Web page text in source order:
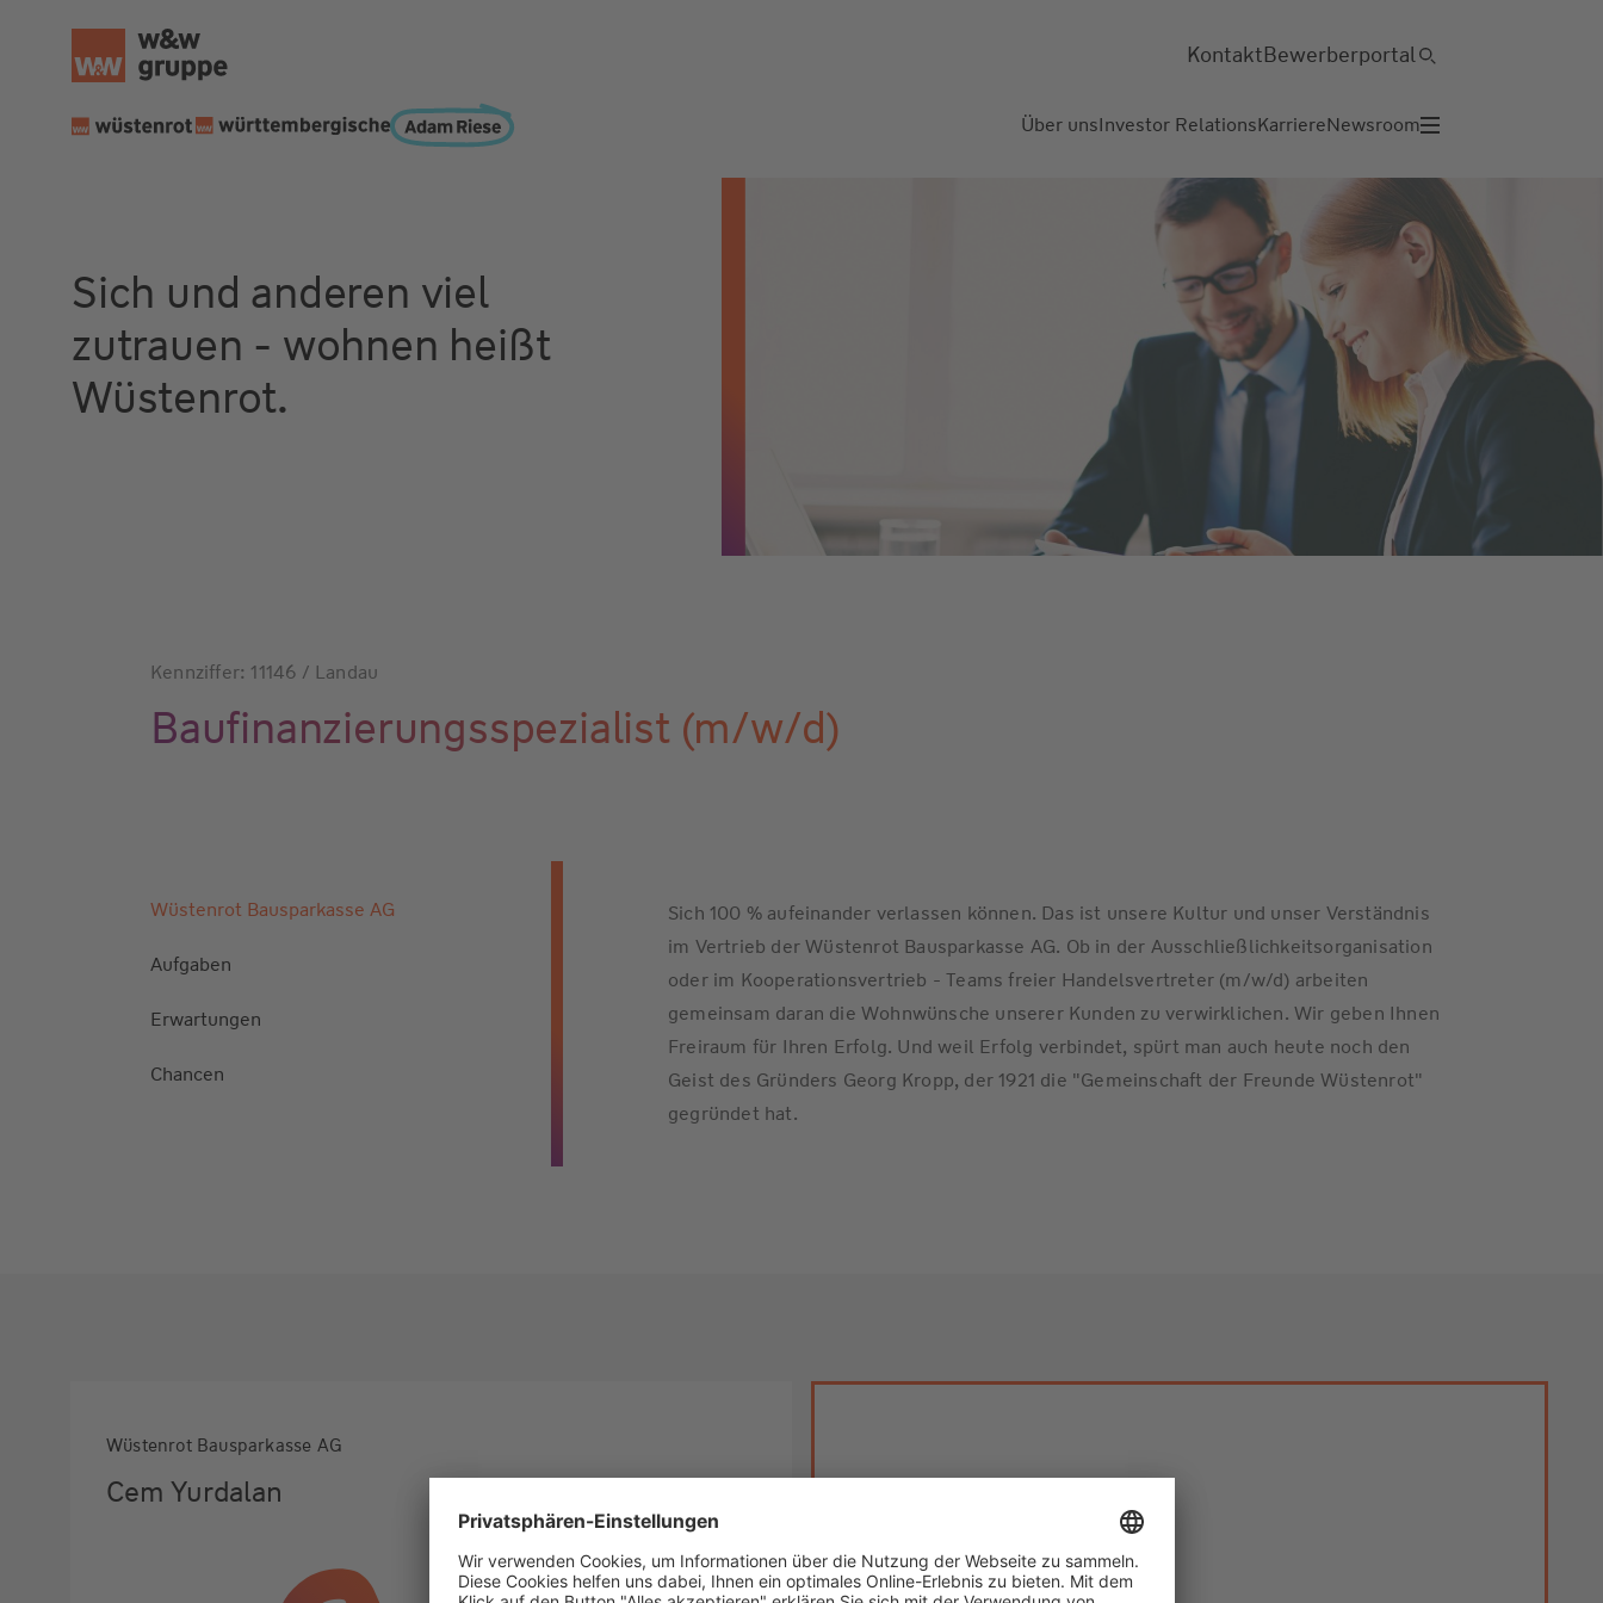
Über unsInvestor RelationsKarriereNewsroom
KontaktBewerberportal
Sich und anderen viel
zutrauen - wohnen heißt
Wüstenrot.
Kennziffer: 11146 / Landau
Baufinanzierungsspezialist (m/w/d)
Wüstenrot Bausparkasse AG
Sich 100 % aufeinander verlassen können. Das ist unsere Kultur und unser Verständnis
im Vertrieb der Wüstenrot Bausparkasse AG. Ob in der Ausschließlichkeitsorganisation
oder im Kooperationsvertrieb - Teams freier Handelsvertreter (m/w/d) arbeiten
gemeinsam daran die Wohnwünsche unserer Kunden zu verwirklichen. Wir geben Ihnen
Freiraum für Ihren Erfolg. Und weil Erfolg verbindet, spürt man auch heute noch den
Geist des Gründers Georg Kropp, der 1921 die "Gemeinschaft der Freunde Wüstenrot"
gegründet hat.
Aufgaben
Erwartungen
Chancen
Wüstenrot Bausparkasse AG
Cem Yurdalan